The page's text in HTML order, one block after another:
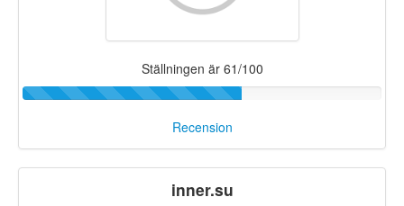
Ställningen är 61/100
Recension
inner.su